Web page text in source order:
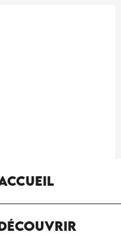
jeux